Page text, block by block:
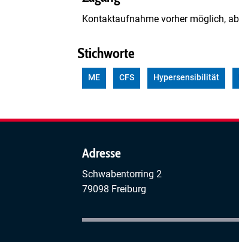
Kontaktaufnahme vorher möglich,
Stichworte
ME CFS Hypersensibilität
Adresse
Schwabentorring 2
79098 Freiburg